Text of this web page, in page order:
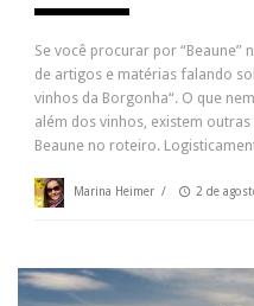
Se você procurar por
de artigos e matérias falando
vinhos da Borgonha“. O que
além dos vinhos, existem
Beaune no roteiro.
Marina Heimer / 2 de